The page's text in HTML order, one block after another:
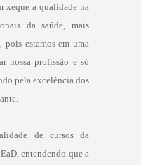
xeque a qualidade na
da saúde, mais
pois estamos em uma
nossa profissão e só
pela excelência dos
de cursos da
entendendo que a